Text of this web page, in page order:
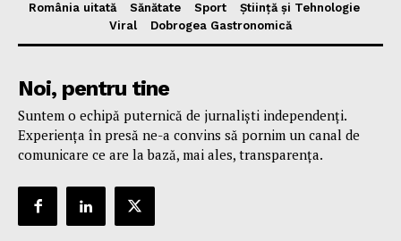
România uitată
Sănătate Sport
Știință și Tehnologie
Viral
Dobrogea Gastronomică
Noi, pentru tine
Suntem o echipă puternică de jurnaliști independenți.
Experiența în presă ne-a convins să pornim un canal de
comunicare ce are la bază, mai ales, transparența.